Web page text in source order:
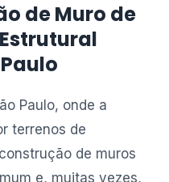
de Muro de
Paulo, onde a
terrenos de
de muros
e, muitas vezes,